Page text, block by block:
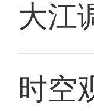
大江
时空